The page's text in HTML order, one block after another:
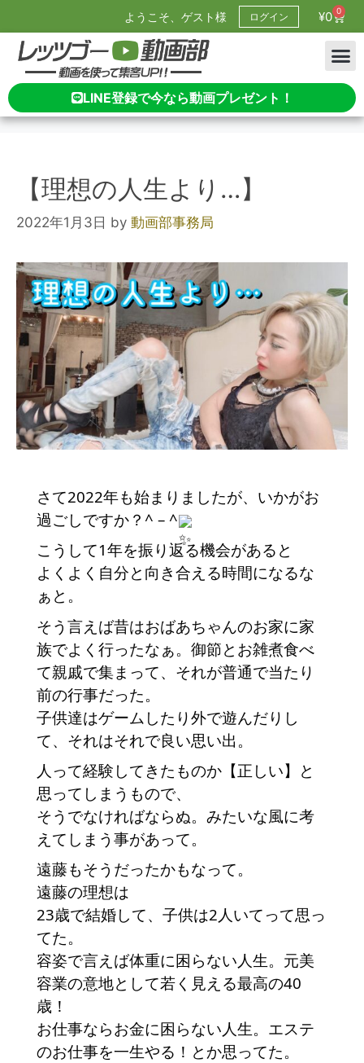
ようこそ、ゲスト様 ログイン ¥0 0
LINE登録で今なら動画プレゼント！
【理想の人生より…】
2022年1月3日 by 動画部事務局
さて2022年も始まりましたが、いかがお
過ごしですか？^ – ^
こうして1年を振り返る機会があると
よくよく自分と向き合える時間になるな
ぁと。
そう言えば昔はおばあちゃんのお家に家
族でよく行ったなぁ。御節とお雑煮食べ
て親戚で集まって、それが普通で当たり
前の行事だった。
子供達はゲームしたり外で遊んだりし
て、それはそれで良い思い出。
人って経験してきたものか【正しい】と
思ってしまうもので、
そうでなければならぬ。みたいな風に考
えてしまう事があって。
遠藤もそうだったかもなって。
遠藤の理想は
23歳で結婚して、子供は2人いてって思っ
てた。
容姿で言えば体重に困らない人生。元美
容業の意地として若く見える最高の40
歳！
お仕事ならお金に困らない人生。エステ
のお仕事を一生やる！とか思ってた。